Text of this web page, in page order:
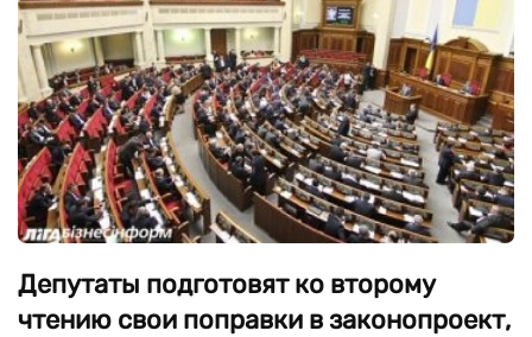
Депутаты подготовят ко второму
чтению свои поправки в законопроект,